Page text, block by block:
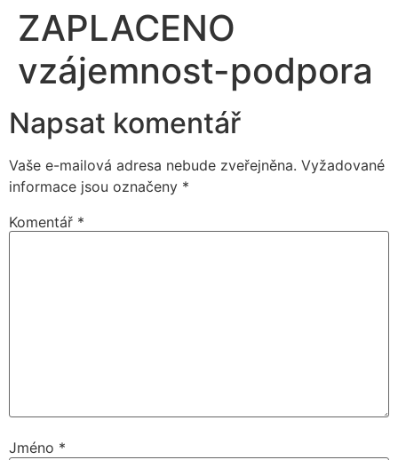
ZAPLACENO
vzájemnost-podpora
Napsat komentář
Vaše e-mailová adresa nebude zveřejněna. Vyžadované
informace jsou označeny *
Komentář *
Jméno *